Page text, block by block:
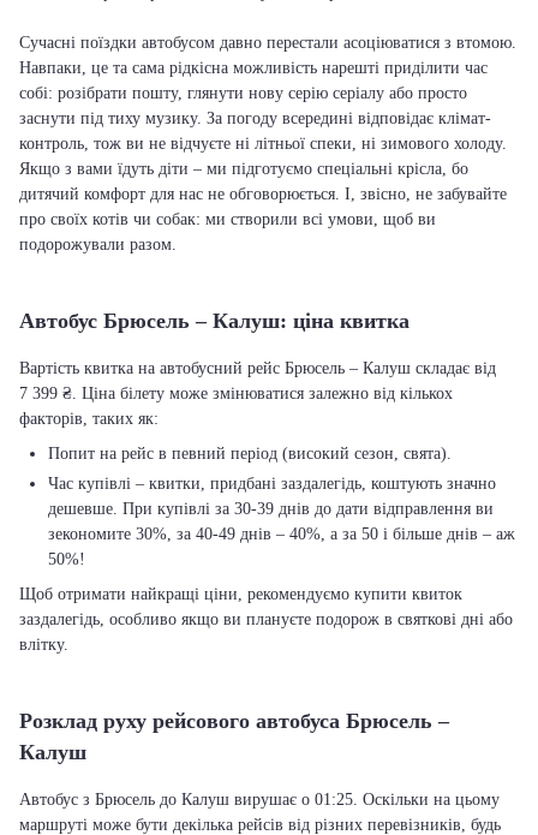
Сучасні поїздки автобусом давно перестали асоціюватися з втомою.
Навпаки, це та сама рідкісна можливість нарешті приділити час
собі: розібрати пошту, глянути нову серію серіалу або просто
заснути під тиху музику. За погоду всередині відповідає клімат-
контроль, тож ви не відчуєте ні літньої спеки, ні зимового холоду.
Якщо з вами їдуть діти – ми підготуємо спеціальні крісла, бо
дитячий комфорт для нас не обговорюється. І, звісно, не забувайте
про своїх котів чи собак: ми створили всі умови, щоб ви
подорожували разом.
Автобус Брюсель – Калуш: ціна квитка
Вартість квитка на автобусний рейс Брюсель – Калуш складає від
7 399 ₴. Ціна білету може змінюватися залежно від кількох
факторів, таких як:
Попит на рейс в певний період (високий сезон, свята).
Час купівлі – квитки, придбані заздалегідь, коштують значно
дешевше. При купівлі за 30-39 днів до дати відправлення ви
зекономите 30%, за 40-49 днів – 40%, а за 50 і більше днів – аж
50%!
Щоб отримати найкращі ціни, рекомендуємо купити квиток
заздалегідь, особливо якщо ви плануєте подорож в святкові дні або
влітку.
Розклад руху рейсового автобуса Брюсель –
Калуш
Автобус з Брюсель до Калуш вирушає о 01:25. Оскільки на цьому
маршруті може бути декілька рейсів від різних перевізників, будь